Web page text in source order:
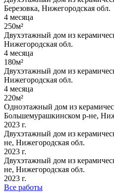
Березовка, Нижегородская обл.
4 месяца
250м²
Двухэтажный дом из
Нижегородская обл.
4 месяца
180м²
Двухэтажный дом из
Нижегородская обл.
4 месяца
220м²
Одноэтажный дом из
Большемурашкинском р-не,
2023 г.
Двухэтажный дом из
не, Нижегородская обл.
2023 г.
Двухэтажный дом из
не, Нижегородская обл.
2023 г.
Все работы